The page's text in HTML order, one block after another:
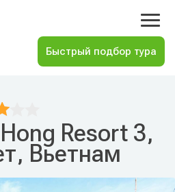
Resort 3,
Вьетнам